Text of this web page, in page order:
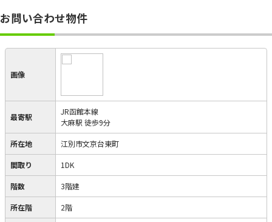
お問い合わせ物件
画像
最寄駅
JR函館本線
大麻駅 徒歩9分
所在地 江別市文京台東町
間取り 1DK
階数 3階建
所在階 2階